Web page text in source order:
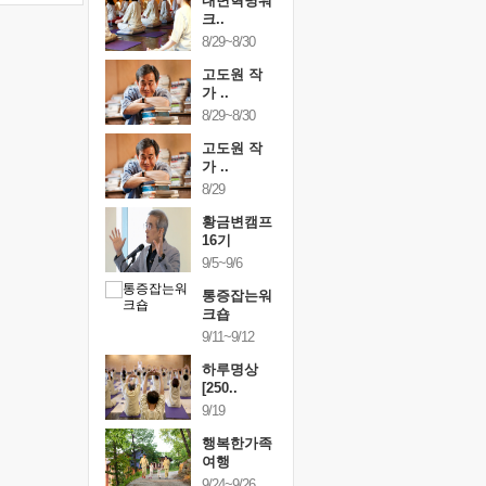
크..
8/29~8/30
고도원 작
가 ..
8/29~8/30
고도원 작
가 ..
8/29
황금변캠프
16기
9/5~9/6
통증잡는워
크숍
9/11~9/12
하루명상
[250..
9/19
행복한가족
여행